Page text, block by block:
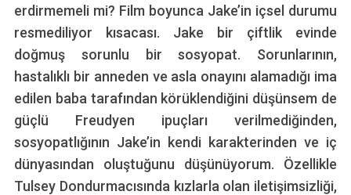
erdirmemeli mi? Film boyunca Jake’in içsel durumu
resmediliyor kısacası. Jake bir çiftlik evinde
doğmuş sorunlu bir sosyopat. Sorunlarının,
hastalıklı bir anneden ve asla onayını alamadığı ima
edilen baba tarafından körüklendiğini düşünsem de
güçlü Freudyen ipuçları verilmediğinden,
sosyopatlığının Jake’in kendi karakterinden ve iç
dünyasından oluştuğunu düşünüyorum. Özellikle
Tulsey Dondurmacısında kızlarla olan iletişimsizliği,